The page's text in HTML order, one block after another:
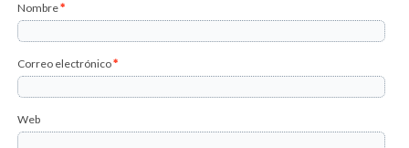
Nombre*
Correo electrónico*
Web